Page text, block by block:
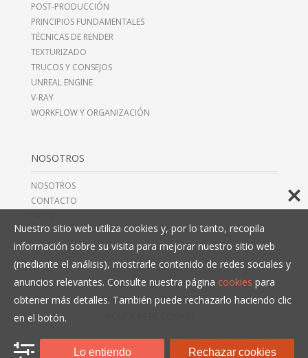
POST-PRODUCCIÓN
PRINCIPIOS FUNDAMENTALES
TÉCNICAS DE RENDER
TEXTURIZADO
TRUCOS Y CONSEJOS
UNREAL ENGINE
V-RAY
WORKFLOW Y ORGANIZACIÓN
NOSOTROS
NOSOTROS
CONTACTO
AVISO LEGAL
TÉRMINOS Y CONDICIONES
POLÍTICAS DE PRIVACIDAD
© COPYRIGHT 2016, 3D COLLECTIVE, CIF B10466993,+34 914 497
279. TODOS LOS DERECHOS RESERVADOS.
Nuestro sitio web utiliza cookies y, por lo tanto, recopila
información sobre su visita para mejorar nuestro sitio web
(mediante el análisis), mostrarle contenido de redes sociales y
anuncios relevantes. Consulte nuestra página cookies para
obtener más detalles. También puede rechazarlo haciendo clic
en el botón.
Lo entiendo Rechazar cookies